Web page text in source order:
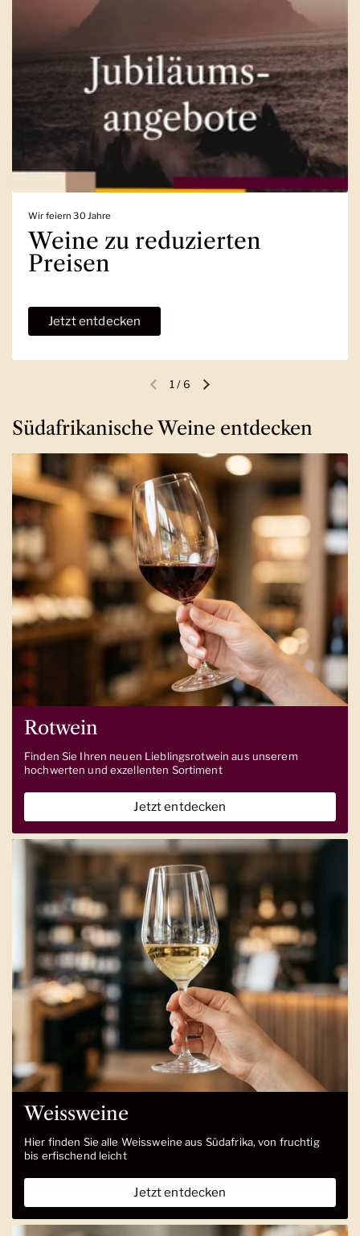
Wir feiern 30 Jahre
Weine zu reduzierten
Preisen
Jetzt entdecken
Vorherige FolieNächste Folie
1 /6
Südafrikanische Weine entdecken
Rotwein
Finden Sie Ihren neuen Lieblingsrotwein aus unserem
hochwerten und exzellenten Sortiment
Jetzt entdecken
Weissweine
Hier finden Sie alle Weissweine aus Südafrika, von fruchtig
bis erfischend leicht
Jetzt entdecken